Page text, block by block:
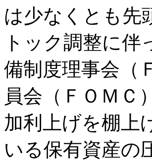
は少なくとも先
トック調整に
備制度理事会（
員会（ＦＯＭＣ
加利上げを棚上
いる保有資産の